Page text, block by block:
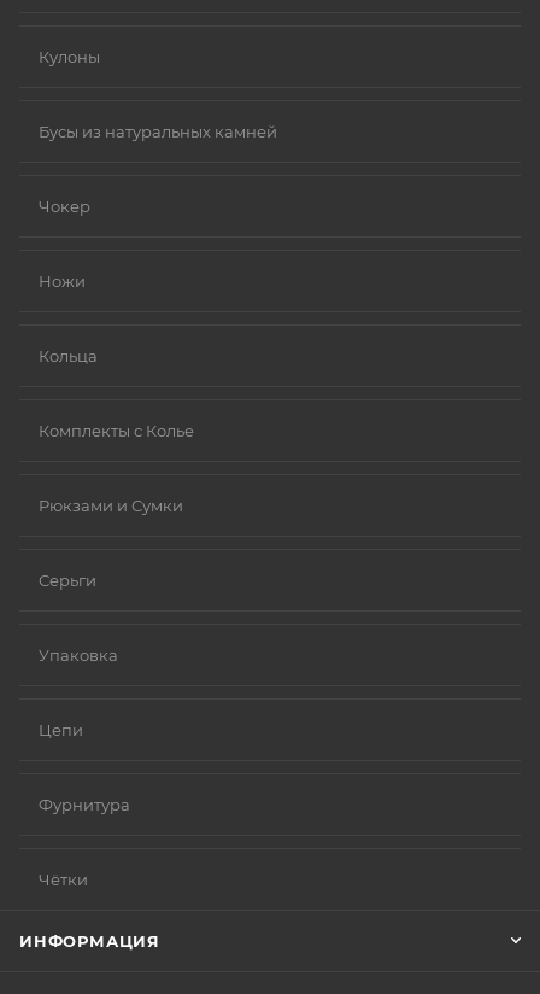
Кулоны
Бусы из натуральных камней
Чокер
Ножи
Кольца
Комплекты с Колье
Рюкзами и Сумки
Серьги
Упаковка
Цепи
Фурнитура
Чётки
ИНФОРМАЦИЯ